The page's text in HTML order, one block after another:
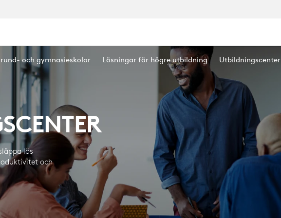
och gymnasieskolor Lösningar för högre utbildning Utbildningscenter
lös
och